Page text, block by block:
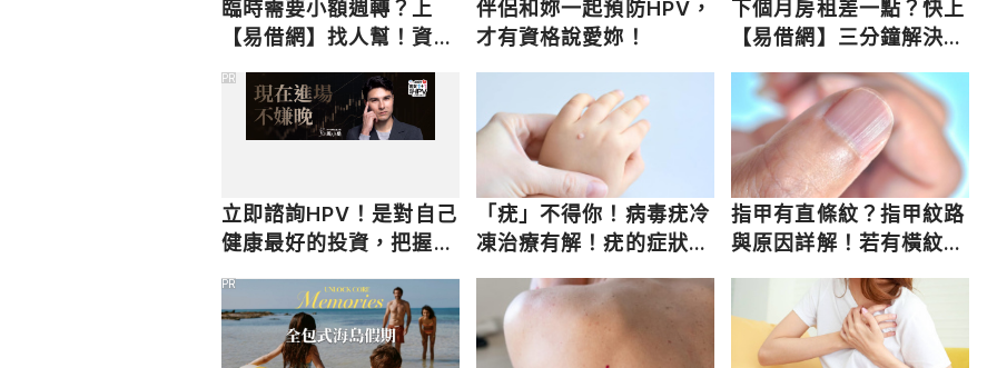
臨時需要小額週轉？上
【易借網】找人幫！資金
伴侶和妳一起預防HPV，
才有資格說愛妳！
下個月房租差一點？快上
【易借網】三分鐘解決燃
立即諮詢HPV！是對自己
健康最好的投資，把握現
PR
「疣」不得你！病毒疣冷
凍治療有解！疣的症狀、
指甲有直條紋？指甲紋路
與原因詳解！若有橫紋要
PR